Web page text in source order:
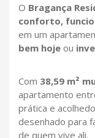
O Bragança
conforto,
em um
bem hoje ou
Com 38,59 m²
apartamento
prática e
desenhado para
de quem vive ali.